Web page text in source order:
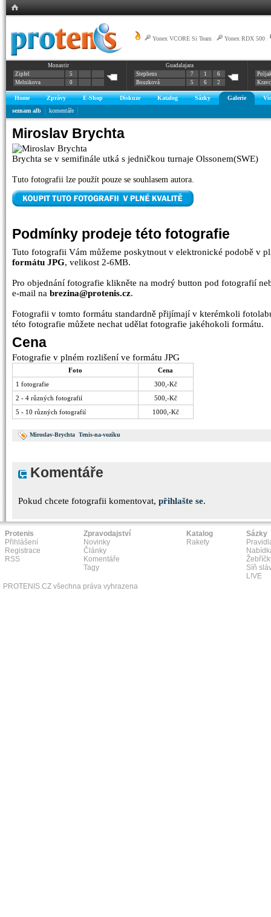
Yonex VCORE Si Team Yonex RDX 500
Monastir
Zipfel
5
Melnikova
0
Guadalajara
Stephens
7 1
6
Bouzková
5 6 2
Home Zprávy E-Shop Diskuze Katalog Sázky Galerie
seznam alb
komentáře
Miroslav Brychta
Brychta se v semifinále utká s jedničkou turnaje Olssonem(SWE)
Tuto fotografii lze použít pouze se souhlasem autora.
Podmínky prodeje této fotografie
Tuto fotografii Vám můžeme poskytnout v elektronické podobě v
formátu JPG, velikost 2-6MB.
Pro objednání fotografie klikněte na modrý button pod fotografií
e-mail na brezina@protenis.cz.
Fotografii v tomto formátu standardně přijímají v kterémkoli
této fotografie můžete nechat udělat fotografie jakéhokoli formátu.
Cena
Fotografie v plném rozlišení ve formátu JPG
Foto
Cena
1 fotografie
300,-Kč
2 - 4 různých fotografií
500,-Kč
5 - 10 různých fotografií
1000,-Kč
Miroslav-Brychta Tenis-na-vozíku
Komentáře
Pokud chcete fotografii komentovat, přihlašte se.
Protenis
Přihlášení
Registrace
RSS
Zpravodajství
Novinky
Články
Komentáře
Tagy
Katalog
Rakety
Sázky
Síň
L!VE
PROTENIS.CZ všechna práva vyhrazena